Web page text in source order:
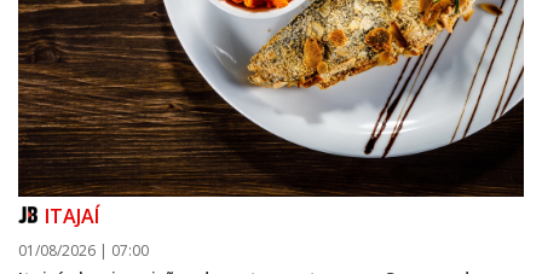
ITAJAÍ
01/08/2026 | 07:00